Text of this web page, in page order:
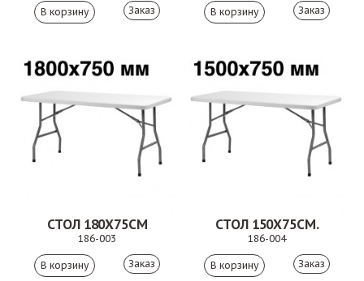
Заказ Заказ
СТОЛ 180Х75СМ
186-003
Заказ
СТОЛ 150Х75СМ.
186-004
Заказ